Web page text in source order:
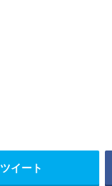
ツイート